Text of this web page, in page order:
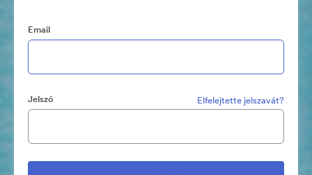
Email
Jelszó Elfelejtette jelszavát?